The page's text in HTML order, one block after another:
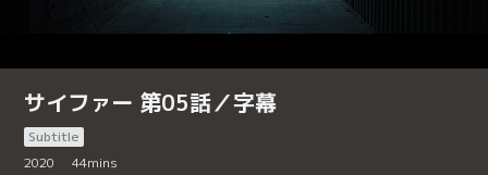
サイファー 第05話／字幕
Subtitle
2020
44mins